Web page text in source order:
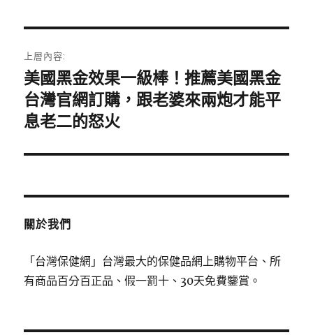
章
導
覽
上層內容:
美國黑金效果一級棒！推薦美國黑金
台灣官網訂購，跟老婆來兩炮才能平
息老二的怒火
關於我們
「台灣保健網」台灣最大的保健品網上購物平台、所
有商品百分百正品、假一罰十、30天免費鑒賞。